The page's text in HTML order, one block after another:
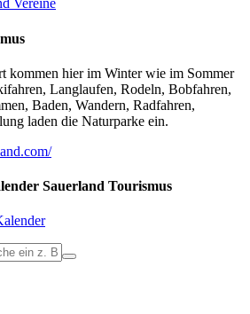
Vereine
kommen hier im Winter wie im Sommer
Langlaufen, Rodeln, Bobfahren,
Baden, Wandern, Radfahren,
laden die Naturparke ein.
Sauerland Tourismus